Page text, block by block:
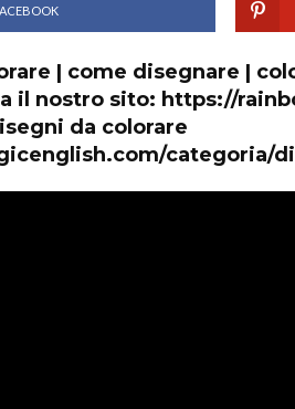
| come disegnare |
il nostro sito: https://
da colorare
categoria/